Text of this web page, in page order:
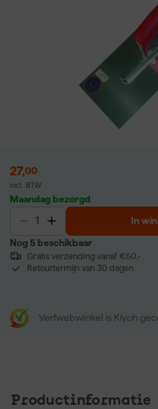
27,00
incl. BTW
Maandag bezorgd
In
Nog 5 beschikbaar
Gratis verzending vanaf €50,-
Retourtermijn van 30 dagen
Verfwebwinkel is Kiyoh
Productinformatie